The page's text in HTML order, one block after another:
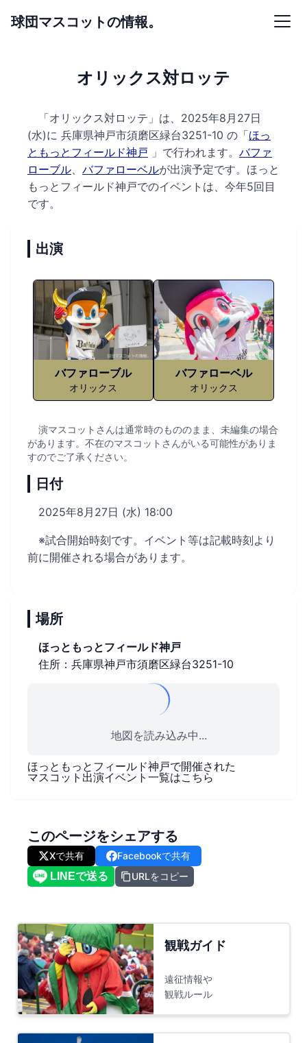
球団マスコットの情報。
オリックス対ロッテ
「オリックス対ロッテ」は、2025年8月27日
(水)に 兵庫県神戸市須磨区緑台3251-10 の 「ほっ
ともっとフィールド神戸 」で行われます。 バファ
ローブル、 バファローベルが出演予定です。 ほっと
もっとフィールド神戸でのイベントは、今年5回目
です。
出演
バファローブル
オリックス
バファローベル
オリックス
演マスコットさんは通常時のもののまま、未編集の場合
があります。不在のマスコットさんがいる可能性がありま
すのでご了承ください。
日付
2025年8月27日 (水) 18:00
※試合開始時刻です。イベント等は記載時刻より
前に開催される場合があります。
場所
ほっともっとフィールド神戸
住所：兵庫県神戸市須磨区緑台3251-10
地図を読み込み中...
ほっともっとフィールド神戸で開催された
マスコット出演イベント一覧はこちら
このページをシェアする
Xで共有
Facebookで共有
URLをコピー
観戦ガイド
遠征情報や
観戦ルール